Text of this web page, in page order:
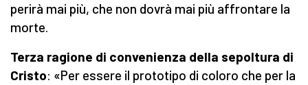
perirà mai più, che non dovrà mai più affrontare la
morte.
Terza ragione di convenienza della sepoltura di
Cristo: «Per essere il prototipo di coloro che per la